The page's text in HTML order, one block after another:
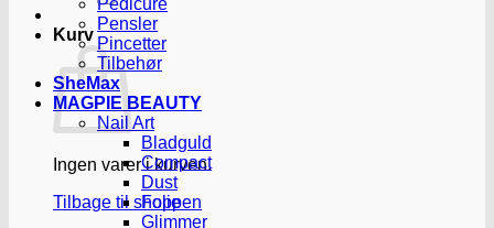
Kurv
Ingen varer i kurven.
Tilbage til shoppen
Pedicure
Pensler
Pincetter
Tilbehør
SheMax
MAGPIE BEAUTY
Nail Art
Bladguld
Compact
Dust
Folie
Glimmer